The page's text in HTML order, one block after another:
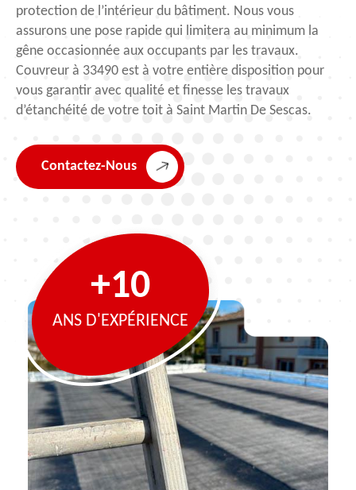
protection de l’intérieur du bâtiment. Nous vous
assurons une pose rapide qui limitera au minimum la
gêne occasionnée aux occupants par les travaux.
Couvreur à 33490 est à votre entière disposition pour
vous garantir avec qualité et finesse les travaux
d’étanchéité de votre toit à Saint Martin De Sescas.
Contactez-Nous
+10
ANS D'EXPÉRIENCE